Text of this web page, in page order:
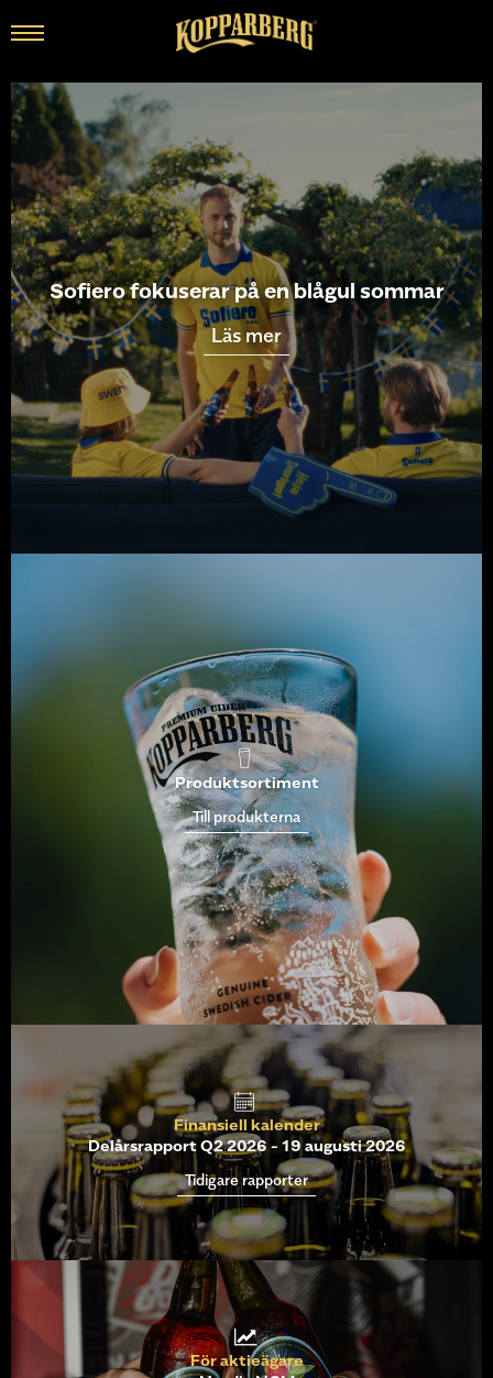
Sofiero fokuserar på en blågul sommar
Läs mer
Produktsortiment
Till produkterna
Finansiell kalender
Delårsrapport Q2 2026 - 19 augusti 2026
Tidigare rapporter
För aktieägare